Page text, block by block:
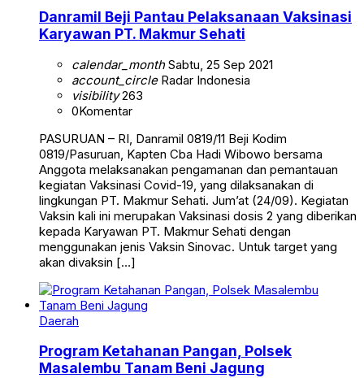
Danramil Beji Pantau Pelaksanaan Vaksinasi
Karyawan PT. Makmur Sehati
calendar_monthSabtu, 25 Sep 2021
account_circleRadar Indonesia
visibility263
0Komentar
PASURUAN – RI, Danramil 0819/11 Beji Kodim
0819/Pasuruan, Kapten Cba Hadi Wibowo bersama
Anggota melaksanakan pengamanan dan pemantauan
kegiatan Vaksinasi Covid-19, yang dilaksanakan di
lingkungan PT. Makmur Sehati. Jum’at (24/09). Kegiatan
Vaksin kali ini merupakan Vaksinasi dosis 2 yang diberikan
kepada Karyawan PT. Makmur Sehati dengan
menggunakan jenis Vaksin Sinovac. Untuk target yang
akan divaksin […]
Daerah
Program Ketahanan Pangan, Polsek
Masalembu Tanam Beni Jagung